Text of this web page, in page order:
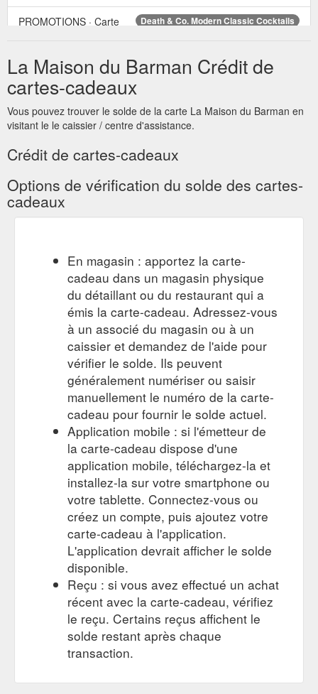
Death & Co. Modern Classic Cocktails
PROMOTIONS · Carte
barman.fr/livres/6462-death-co-modern-classic-cocktails-
9781607745259.html
Bob''s bitters - la-maison-du-barman.fr
Carte Cadeau Accueil.
Marques. Bob''s bitters. Liste des produits de la marque Bob''s
maison-du-barman.fr/brand/82-bob-s-bitters
Couple of Armbands Elastic black
PROMOTIONS · Carte
Cadeau ... Ceux qui me connaissent les cadeaux Viennent
aussi de la maison du barman et tout mon matos pour mes
préparation chez moi les ...https://la-maison-du-
AERO Doseur 2/4cl
PROMOTIONS · Carte Cadeau ... Ceux qui
me connaissent les cadeaux Viennent aussi de la maison du
barman et tout mon matos pour mes préparation chez moi
https://la-maison-du-barman.fr/aero/5432-aero-doseur-
2-4cl-5060421148670.html
Champagne Glasses
PROMOTIONS · Carte Cadeau · Accueil ·
Verrerie · Verre à Pied · Champagne Glasses · Champagne
Glasses. ok. Filtrer par. COLORIS. COLORIS. https://la-
maison-du-barman.fr/10000173-champagne-glasses
La Maison du Barman Crédit de
cartes-cadeaux
Vous pouvez trouver le solde de la carte La Maison du Barman en
visitant le le caissier / centre d'assistance.
Crédit de cartes-cadeaux
Options de vérification du solde des cartes-
cadeaux
En magasin : apportez la carte-
cadeau dans un magasin physique
du détaillant ou du restaurant qui a
émis la carte-cadeau. Adressez-vous
à un associé du magasin ou à un
caissier et demandez de l'aide pour
vérifier le solde. Ils peuvent
généralement numériser ou saisir
manuellement le numéro de la carte-
cadeau pour fournir le solde actuel.
Application mobile : si l'émetteur de
la carte-cadeau dispose d'une
application mobile, téléchargez-la et
installez-la sur votre smartphone ou
votre tablette. Connectez-vous ou
créez un compte, puis ajoutez votre
carte-cadeau à l'application.
L'application devrait afficher le solde
disponible.
Reçu : si vous avez effectué un achat
récent avec la carte-cadeau, vérifiez
le reçu. Certains reçus affichent le
solde restant après chaque
transaction.